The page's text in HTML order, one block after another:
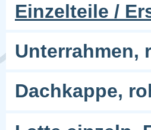
Einzelteile /
Unterrahmen,
Dachkappe,